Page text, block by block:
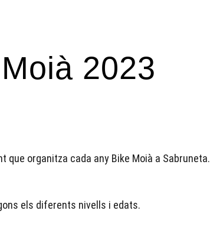
2023
organitza cada any Bike Moià a Sabruneta.
els diferents nivells i edats.